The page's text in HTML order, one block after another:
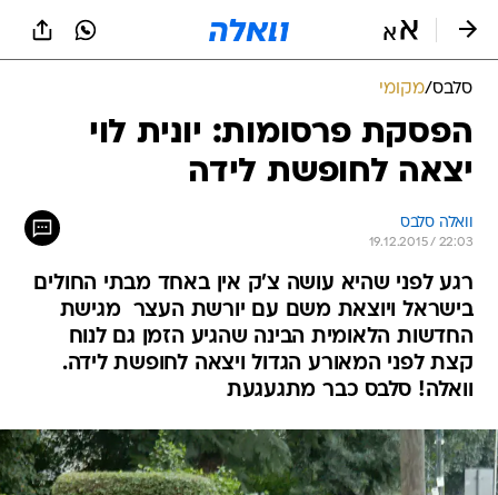
סלבס/מקומי
הפסקת פרסומות: יונית לוי
יצאה לחופשת לידה
וואלה סלבס
19.12.2015 / 22:03
רגע לפני שהיא עושה צ'ק אין באחד מבתי החולים
בישראל ויוצאת משם עם יורשת העצר  מגישת
החדשות הלאומית הבינה שהגיע הזמן גם לנוח
קצת לפני המאורע הגדול ויצאה לחופשת לידה.
וואלה! סלבס כבר מתגעגעת